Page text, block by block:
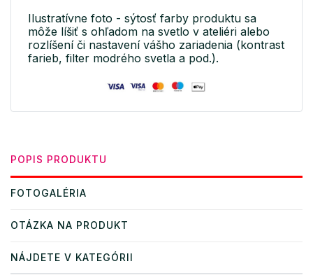
Ilustratívne foto - sýtosť farby produktu sa
môže líšiť s ohľadom na svetlo v ateliéri alebo
rozlíšení či nastavení vášho zariadenia (kontrast
farieb, filter modrého svetla a pod.).
POPIS PRODUKTU
FOTOGALÉRIA
OTÁZKA NA PRODUKT
NÁJDETE V KATEGÓRII